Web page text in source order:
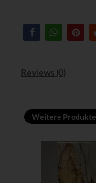
Reviews (0)
Weitere Produkte